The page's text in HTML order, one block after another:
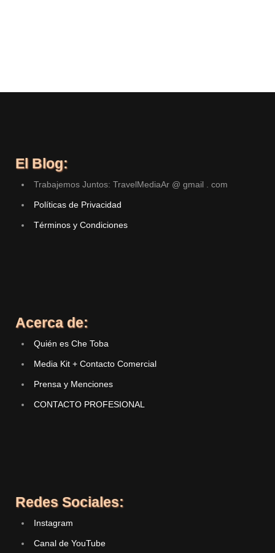
El Blog:
Trabajemos Juntos: TravelMediaAr @ gmail . com
Políticas de Privacidad
Términos y Condiciones
Acerca de:
Quién es Che Toba
Media Kit + Contacto Comercial
Prensa y Menciones
CONTACTO PROFESIONAL
Redes Sociales:
Instagram
Canal de YouTube